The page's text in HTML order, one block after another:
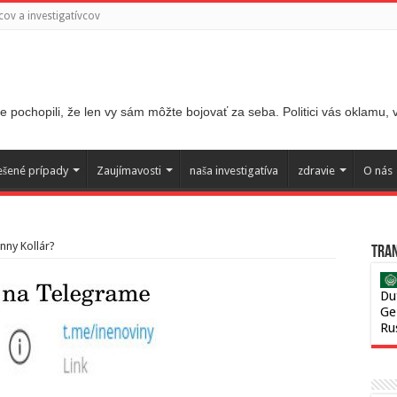
a investigatívcov
pochopili, že len vy sám môžte bojovať za seba. Politici vás oklamu,
prípady Zaujímavosti naša investigatíva zdravie O nás
Kollár?